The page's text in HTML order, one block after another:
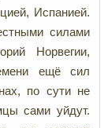
Испанией.
силами
Норвегии,
ещё сил
по сути не
сами уйдут.